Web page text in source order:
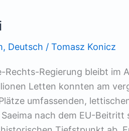
, Deutsch / Tomasz Konicz
Rechts-Regierung bleibt im
Letten konnten am
umfassenden,
nach dem EU-Beitritt